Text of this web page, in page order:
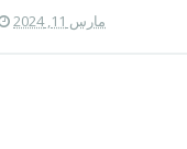
مارس 11, 2024